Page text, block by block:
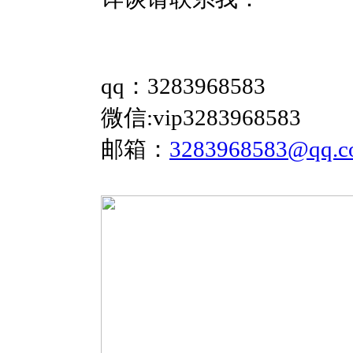
qq：3283968583
微信:vip3283968583
邮箱：